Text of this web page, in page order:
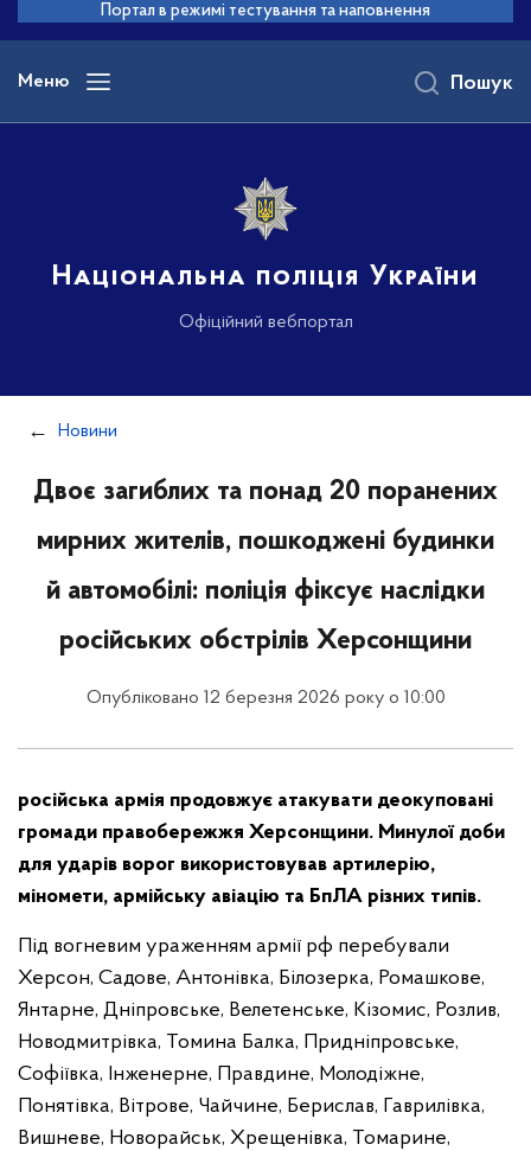
основного
вмісту
Портал в режимі тестування та наповнення
Меню
Національна поліція України
Офіційний вебпортал
Пошук
Новини
Двоє загиблих та понад 20 поранених
мирних жителів, пошкоджені будинки
й автомобілі: поліція фіксує наслідки
російських обстрілів Херсонщини
Опубліковано 12 березня 2026 року о 10:00
російська армія продовжує атакувати деокуповані
громади правобережжя Херсонщини. Минулої доби
для ударів ворог використовував артилерію,
міномети, армійську авіацію та БпЛА різних типів.
Під вогневим ураженням армії рф перебували
Херсон, Садове, Антонівка, Білозерка, Ромашкове,
Янтарне, Дніпровське, Велетенське, Кізомис, Розлив,
Новодмитрівка, Томина Балка, Придніпровське,
Софіївка, Інженерне, Правдине, Молодіжне,
Понятівка, Вітрове, Чайчине, Берислав, Гаврилівка,
Вишневе, Новорайськ, Хрещенівка, Томарине,